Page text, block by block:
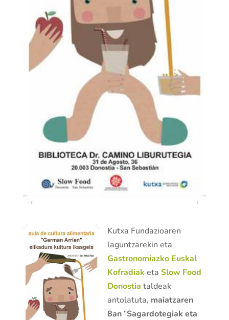
Kutxa Fundazioaren
laguntzarekin eta
Gastronomiazko Euskal
Kofradiak eta Slow Food
Donostia taldeak
antolatuta, maiatzaren
8an“Sagardotegiak eta